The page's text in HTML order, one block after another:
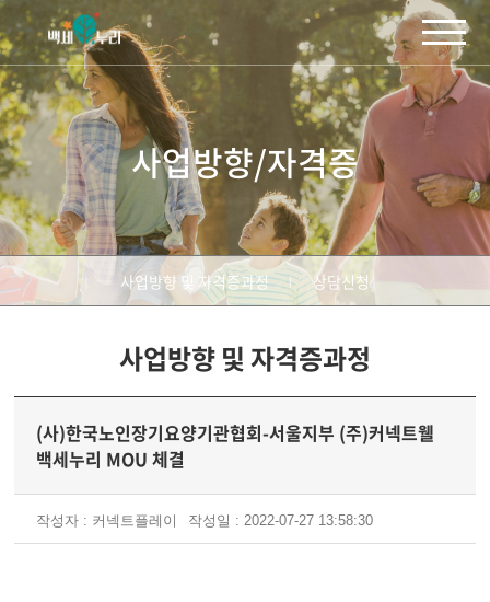
주메뉴 바로가기
컨텐츠 바로가기
사업방향/자격증
사업방향 및 자격증과정 상담신청
사업방향 및 자격증과정
(사)한국노인장기요양기관협회-서울지부 (주)커넥트웰
백세누리 MOU 체결
작성자 : 커넥트플레이 작성일 : 2022-07-27 13:58:30